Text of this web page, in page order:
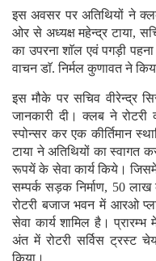
इस अवसर पर अतिथियों ने
ओर से अध्यक्ष महेन्द्र टाया,
का उपरना शाॅल एवं पगड़ी
वाचन डाॅ. निर्मल कुणावत ने
इस मौके पर सचिव वीरेन्द्र
जानकारी दी। क्लब ने
स्पोन्सर कर एक कीर्तिमान
टाया ने अतिथियों का स्वागत
रूपयें के सेवा कार्य किये।
सम्पर्क सड़क निर्माण, 50
रोटरी बजाज भवन में आरओ
सेवा कार्य शामिल है।
अंत में रोटरी सर्विस ट्रस्ट
किया।